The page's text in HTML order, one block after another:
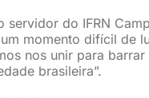
do IFRN
momento difícil de
nos unir para
brasileira”.